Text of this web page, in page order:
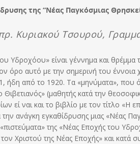
της “Νέας Παγκόσμιας
Κυριακού Τσουρού,
Υδροχόου» είναι γέννημα και θρέμμα
όρο αυτό με την σημερινή του έννοια
ήδη από το 1920. Τα «μηνύματα», που
(μαθητής κατά την
εί ναι και το βιβλίο με τον τίτλο «Η
την ανάγκη εγκαθίδρυσης μιας «Νέας
«πιστεύματα» της «Νέας Εποχής του
Χριστού της Νέας Εποχής» και κατά